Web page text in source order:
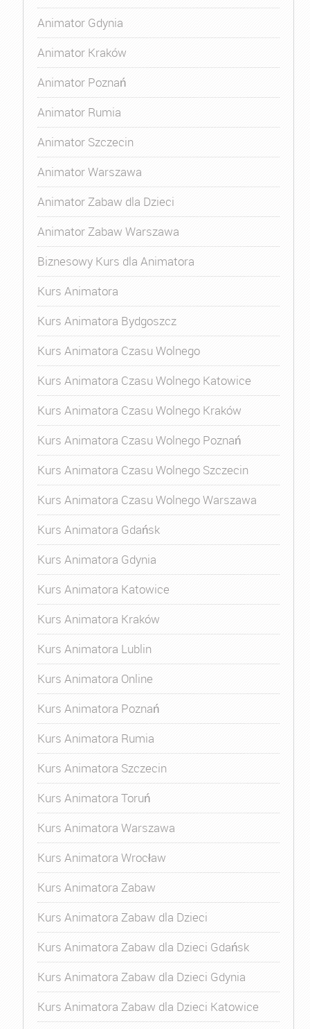
Animator Gdynia
Animator Kraków
Animator Poznań
Animator Rumia
Animator Szczecin
Animator Warszawa
Animator Zabaw dla Dzieci
Animator Zabaw Warszawa
Biznesowy Kurs dla Animatora
Kurs Animatora
Kurs Animatora Bydgoszcz
Kurs Animatora Czasu Wolnego
Kurs Animatora Czasu Wolnego Katowice
Kurs Animatora Czasu Wolnego Kraków
Kurs Animatora Czasu Wolnego Poznań
Kurs Animatora Czasu Wolnego Szczecin
Kurs Animatora Czasu Wolnego Warszawa
Kurs Animatora Gdańsk
Kurs Animatora Gdynia
Kurs Animatora Katowice
Kurs Animatora Kraków
Kurs Animatora Lublin
Kurs Animatora Online
Kurs Animatora Poznań
Kurs Animatora Rumia
Kurs Animatora Szczecin
Kurs Animatora Toruń
Kurs Animatora Warszawa
Kurs Animatora Wrocław
Kurs Animatora Zabaw
Kurs Animatora Zabaw dla Dzieci
Kurs Animatora Zabaw dla Dzieci Gdańsk
Kurs Animatora Zabaw dla Dzieci Gdynia
Kurs Animatora Zabaw dla Dzieci Katowice